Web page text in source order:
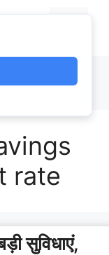
rate
सुविधाएं,